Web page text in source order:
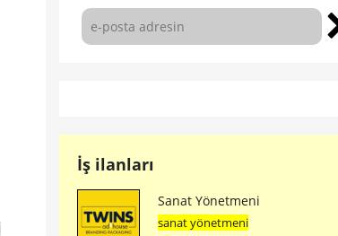
İş ilanları
Sanat Yönetmeni
sanat yönetmeni